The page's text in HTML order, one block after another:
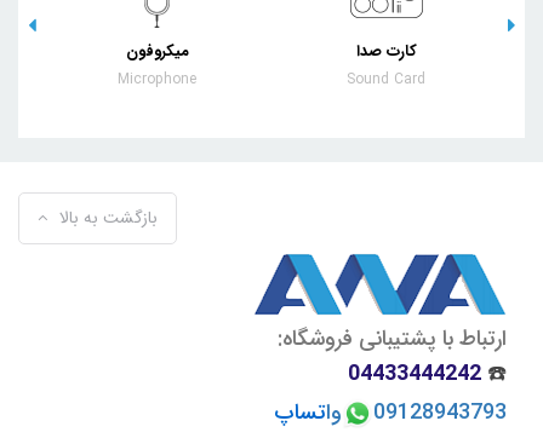
کارت صدا
Sound Card
میکروفون
Microphone
بازگشت به بالا
ارتباط با پشتیبانی فروشگاه:
☎️
04433444242
09128943793
واتساپ